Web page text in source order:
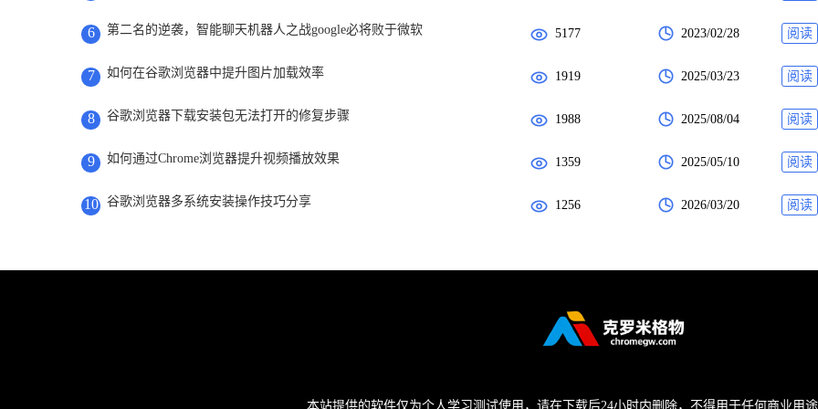
6 第二名的逆袭，智能聊天机器人之战google必将败于微软 5177 2023/02/28 阅读
7 如何在谷歌浏览器中提升图片加载效率 1919 2025/03/23 阅读
8 谷歌浏览器下载安装包无法打开的修复步骤 1988 2025/08/04 阅读
9 如何通过Chrome浏览器提升视频播放效果 1359 2025/05/10 阅读
10 谷歌浏览器多系统安装操作技巧分享 1256 2026/03/20 阅读
本站提供的软件仅为个人学习测试使用，请在下载后24小时内删除，不得用于任何商业用途